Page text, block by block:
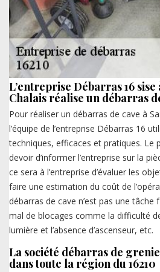
L’entreprise Débarras 16
Chalais réalise un débarras
Pour réaliser un débarras de cave à
l’équipe de l’entreprise Débarras 16
techniques, efficaces et pratiques. Le
devoir d’informer l’entreprise sur la
ce sera à l’entreprise d’évaluer les
faire une estimation du coût de
débarras de cave n’est pas une tâche
mal de blocages comme la difficulté
lumière et l’absence d’ascenseur, etc.
La société débarras de
dans toute la région du 16210